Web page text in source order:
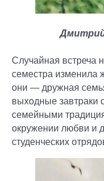
Случайная встреча
семестра изменила
они — дружная
выходные завтраки
семейными
окружении любви и
студенческих